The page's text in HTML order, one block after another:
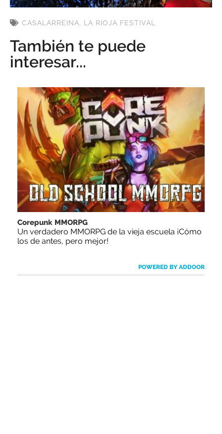
CASALARREINA, LA RIOJA FESTIVAL
También te puede
interesar...
Corepunk MMORPG
Un verdadero MMORPG de la vieja escuela ¡Cómo
los de antes, pero mejor!
POWERED BY ADDOOR